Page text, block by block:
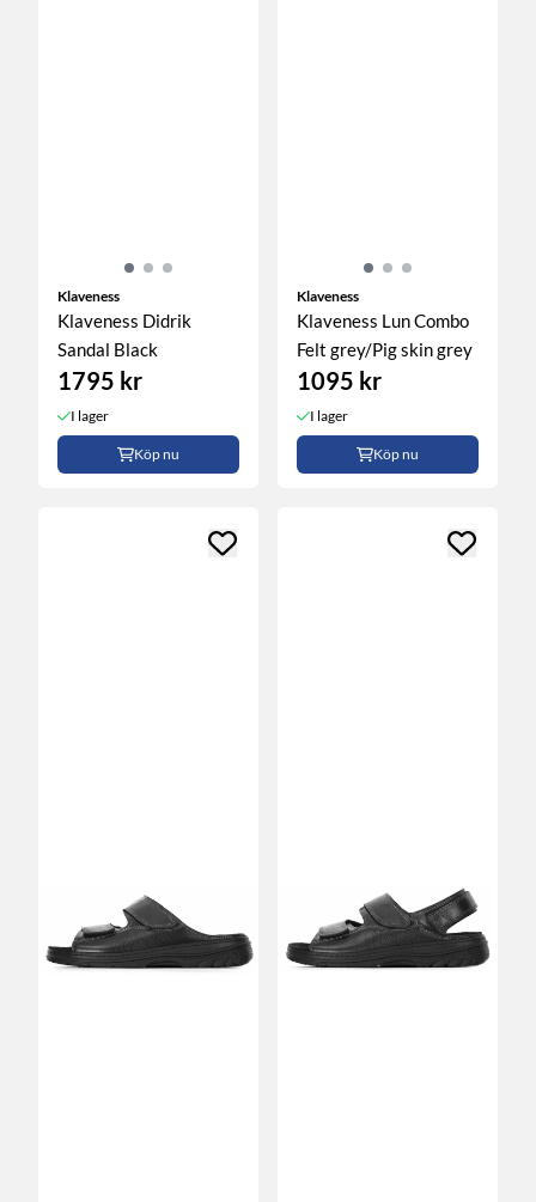
Klaveness
Klaveness Didrik
Sandal Black
1795 kr
I lager
Köp nu
Klaveness
Klaveness Lun Combo
Felt grey/Pig skin grey
1095 kr
I lager
Köp nu